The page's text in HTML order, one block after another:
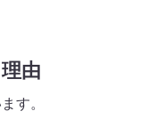
由
す。